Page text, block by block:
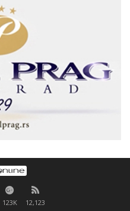
123K 12,123